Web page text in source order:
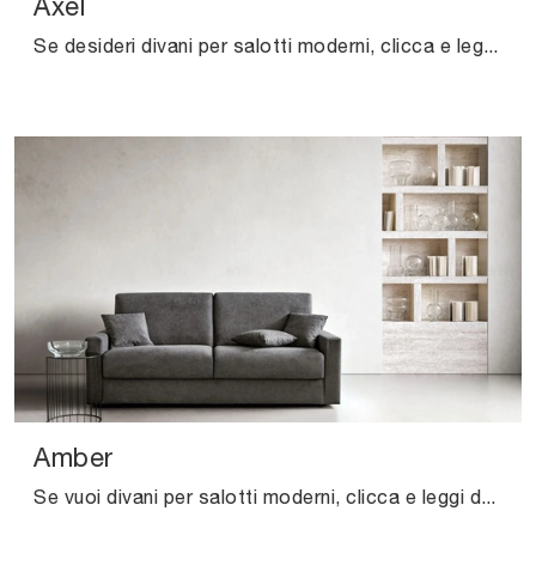
Se desideri divani per salotti moderni, clicca e leggi di più sul modello Axel in tessuto della firma Samoa.
Amber
Se vuoi divani per salotti moderni, clicca e leggi di più sul modello Amber in tessuto dell'azienda Samoa.